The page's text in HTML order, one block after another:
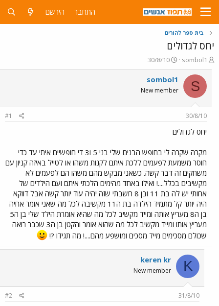
התחבר הירשם
בית ספר להורים
יחס לגדולים
פ
ו
ת
ח
ה
ו
ש
א
sombol1
פ
ו
ר
ס
ם
30/8/10
S
sombol1
New member
30/8/10
#1
יחס לגדולים
מקרה שקרה לי בחופש הבנים שלי בני 5 ו3 די חופשיים איתי עד כדי
חוסר משמעת לפעמים ללכת איתם לקנות משהו או לטייל באיזה קניון עם
משחקים זה דבר קשה. כשאני מבקש מהם משהו הם לפעמים לא
מקשיבים בכלל....! ואילו באחד מהימים הלכתי איתם ועם הילדים של
אחותי יש לה בת 11 ובן 8 חשבתי שזה יהיה עוד יותר קשה אבל דווקא
היה יותר קל מתמיד הילדה בת ה11 מקשיבה לכל מה שאני אומר אחיה
בן ה8 מעריץ אותה ומייד מקשיב לכל מה שהיא אומרת הילד שלי בן ה5
מעריץ אותו ומייד מקשיב לכל מה שהוא אומר והקטן בן ה3 שכבר רואה
שכולם מסכימים מייד מסכים ומושפע מהם....! מה תגידו ?!
K
keren kr
New member
31/8/10
#2